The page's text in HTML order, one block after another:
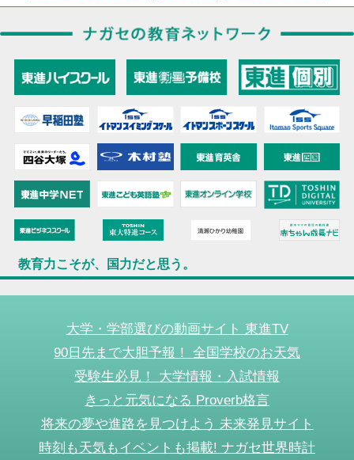
教育力こそが、国力だと思う。
大学・学部選びの動画サイト 東進TV
90日先まで大胆予報！ 全国学校のお天気
受験生必見！ 大学情報・入試情報
きっと元気になる Proverb格言
将来の夢や進路を見つけよう 未来発見サイト
時刻も天気もイベントも掲載! ナガセ世界時計